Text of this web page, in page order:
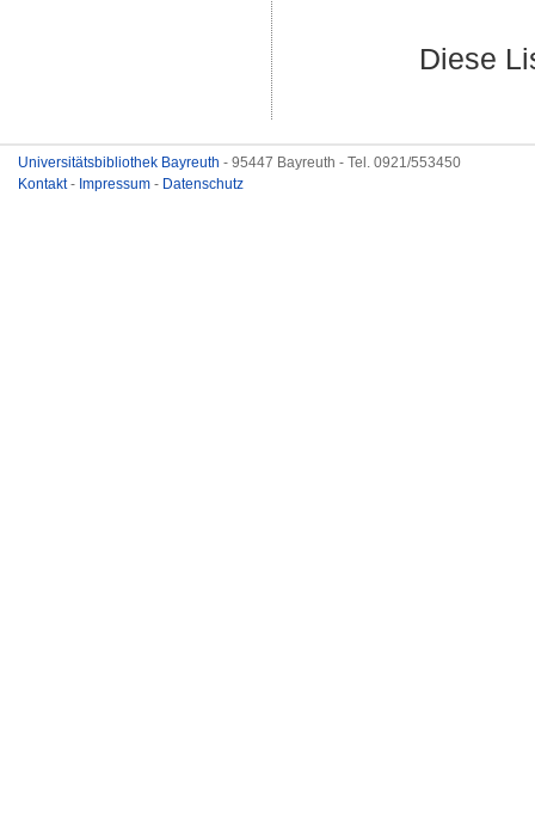
Diese
Universitätsbibliothek Bayreuth - 95447 Bayreuth - Tel. 0921/553450
Kontakt- Impressum - Datenschutz